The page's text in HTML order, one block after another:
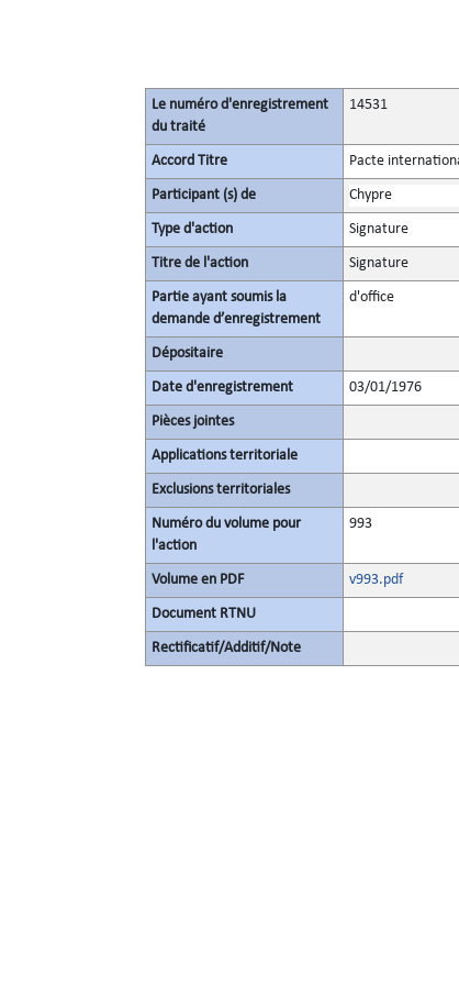
Le numéro d'enregistrement
du traité
14531
Accord Titre Pacte
Participant (s) de Chypre
Type d'action Signature
Titre de l'action Signature
Partie ayant soumis la
demande d’enregistrement
d'office
Dépositaire
Date d'enregistrement 03/01/1976
Pièces jointes
Applications territoriale
Exclusions territoriales
Numéro du volume pour
l'action
993
Volume en PDF v993.pdf
Document RTNU
Rectificatif/Additif/Note